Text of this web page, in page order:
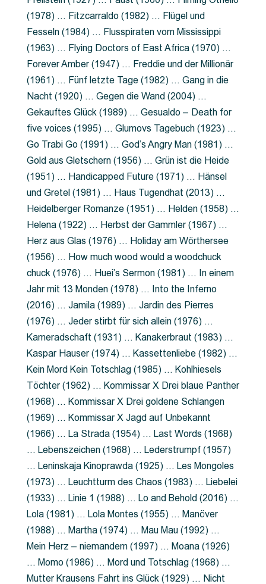
(1978) … Fitzcarraldo (1982) … Flügel und
Fesseln (1984) … Flusspiraten vom Mississippi
(1963) … Flying Doctors of East Africa (1970) …
Forever Amber (1947) … Freddie und der Millionär
(1961) … Fünf letzte Tage (1982) … Gang in die
Nacht (1920) … Gegen die Wand (2004) …
Gekauftes Glück (1989) … Gesualdo – Death for
five voices (1995) … Glumovs Tagebuch (1923) …
Go Trabi Go (1991) … God’s Angry Man (1981) …
Gold aus Gletschern (1956) … Grün ist die Heide
(1951) … Handicapped Future (1971) … Hänsel
und Gretel (1981) … Haus Tugendhat (2013) …
Heidelberger Romanze (1951) … Helden (1958) …
Helena (1922) … Herbst der Gammler (1967) …
Herz aus Glas (1976) … Holiday am Wörthersee
(1956) … How much wood would a woodchuck
chuck (1976) … Huei’s Sermon (1981) … In einem
Jahr mit 13 Monden (1978) … Into the Inferno
(2016) … Jamila (1989) … Jardin des Pierres
(1976) … Jeder stirbt für sich allein (1976) …
Kameradschaft (1931) … Kanakerbraut (1983) …
Kaspar Hauser (1974) … Kassettenliebe (1982) …
Kein Mord Kein Totschlag (1985) … Kohlhiesels
Töchter (1962) … Kommissar X Drei blaue Panther
(1968) … Kommissar X Drei goldene Schlangen
(1969) … Kommissar X Jagd auf Unbekannt
(1966) … La Strada (1954) … Last Words (1968)
… Lebenszeichen (1968) … Lederstrumpf (1957)
… Leninskaja Kinoprawda (1925) … Les Mongoles
(1973) … Leuchtturm des Chaos (1983) … Liebelei
(1933) … Linie 1 (1988) … Lo and Behold (2016) …
Lola (1981) … Lola Montes (1955) … Manöver
(1988) … Martha (1974) … Mau Mau (1992) …
Mein Herz – niemandem (1997) … Moana (1926)
… Momo (1986) … Mord und Totschlag (1968) …
Mutter Krausens Fahrt ins Glück (1929) … Nicht